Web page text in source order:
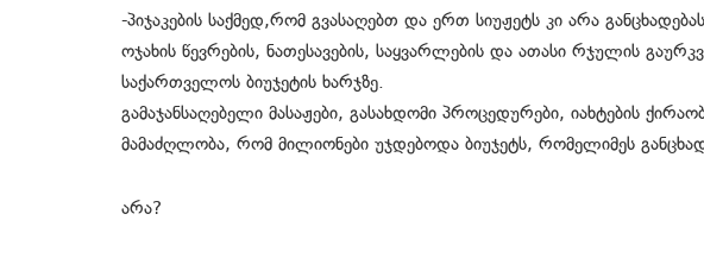
-პიჯაკების საქმედ,რომ გვასაღებთ და ერთ სიუჟეტს კი არა
ოჯახის წევრების, ნათესავების, საყვარლების და ათასი რჯულის
საქართველოს ბიუჯეტის ხარჯზე.
გამაჯანსაღებელი მასაჟები, გასახდომი პროცედურები, იახტების
მამაძღლობა, რომ მილიონები უჯდებოდა ბიუჯეტს, რომელიმეს
არა?